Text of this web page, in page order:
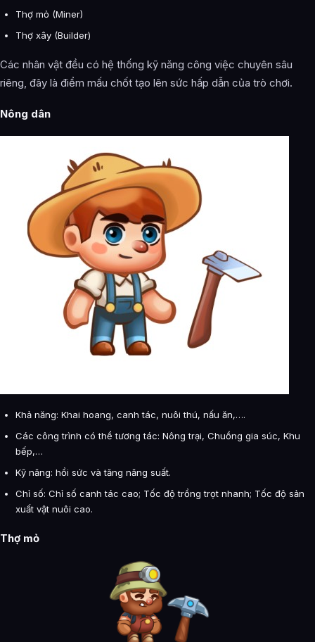
Thợ mỏ (Miner)
Thợ xây (Builder)
Các nhân vật đều có hệ thống kỹ năng công việc chuyên sâu
riêng, đây là điểm mấu chốt tạo lên sức hấp dẫn của trò chơi.
Nông dân
Khả năng: Khai hoang, canh tác, nuôi thú, nấu ăn,….
Các công trình có thể tương tác: Nông trại, Chuồng gia súc, Khu
bếp,…
Kỹ năng: hồi sức và tăng năng suất.
Chỉ số: Chỉ số canh tác cao; Tốc độ trồng trọt nhanh; Tốc độ sản
xuất vật nuôi cao.
Thợ mỏ